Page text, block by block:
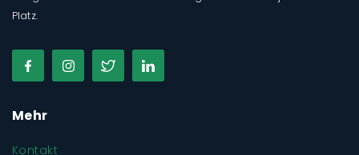
Platz.
Mehr
Kontakt